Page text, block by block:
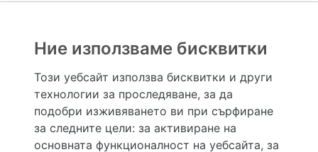
Hapche.bg НЕ е медицински, зравен или сроден специалист и НЕ дава медицински
консултации и здравни съвети. Hapche.bg НЕ се явява медицинска услуга и НЕ
осигурява диагноза и лечение. Hapche.bg НЕ препоръчва медицински и други здравни и
сродни специалисти и заведения. Hapche.bg НЕ търгува с лекарствени продукти и
хранителни добавки. Информацията, публикувана в Hapche.bg, е предназначена да служи
само и единствено за справочни цели. Същата се предоставя без всякаква гаранция за
Ние използваме бисквитки
Този уебсайт използва бисквитки и други
технологии за проследяване, за да
подобри изживяването ви при сърфиране
за следните цели: за активиране на
основната функционалност на уебсайта, за